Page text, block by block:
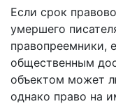
Если срок
умершего
правопреемники,
общественным
объектом может
однако право на